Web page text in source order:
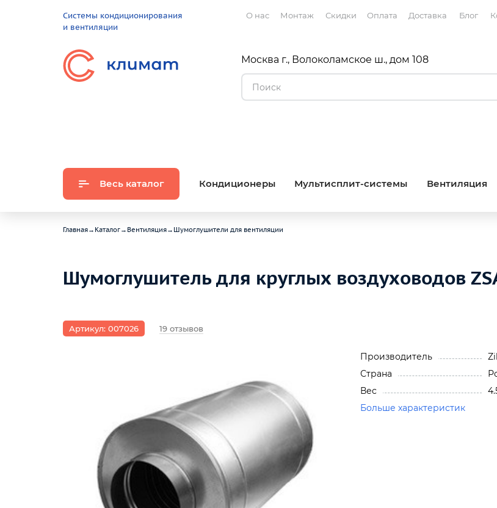
Системы кондиционирования
и вентиляции
О нас Монтаж Скидки Оплата Доставка Блог
Москва г., Волоколамское ш., дом 108
Весь каталог Кондиционеры Мультисплит-системы Вентиляция
Главная→ Каталог→ Вентиляция→ Шумоглушители для вентиляции
Шумоглушитель для круглых воздуховодов
Артикул: 007026 19 отзывов
Производитель
Страна
Вес
Больше характеристик